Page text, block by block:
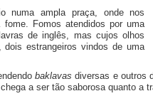
numa ampla praça, onde nos
Fomos atendidos por uma
de inglês, mas cujos olhos
estrangeiros vindos de uma
baklavas diversas e outros
a ser tão saborosa quanto a